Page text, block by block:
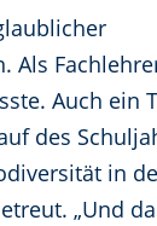
Als
Auch ein
des
in
„Und